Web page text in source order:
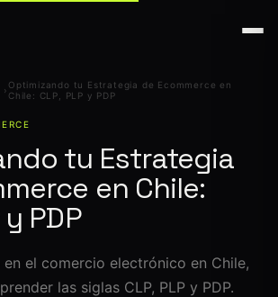
› Optimizando tu Estrategia de Ecommerce en
Chile: CLP, PLP y PDP
tu Estrategia
en Chile:
y PDP
el comercio electrónico en Chile,
las siglas CLP, PLP y PDP.